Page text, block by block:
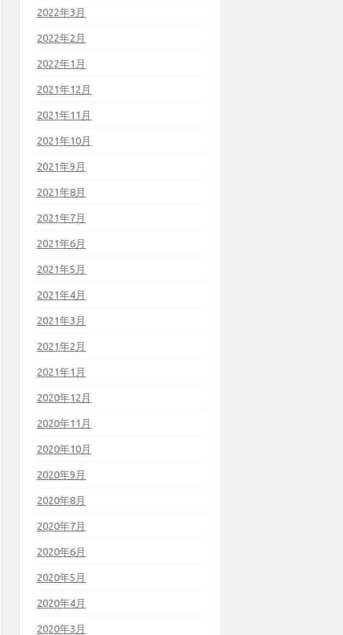
2022年3月
2022年2月
2022年1月
2021年12月
2021年11月
2021年10月
2021年9月
2021年8月
2021年7月
2021年6月
2021年5月
2021年4月
2021年3月
2021年2月
2021年1月
2020年12月
2020年11月
2020年10月
2020年9月
2020年8月
2020年7月
2020年6月
2020年5月
2020年4月
2020年3月